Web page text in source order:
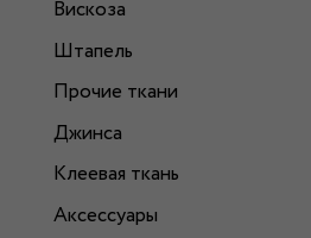
Вискоза
Штапель
Прочие ткани
Джинса
Клеевая ткань
Аксессуары